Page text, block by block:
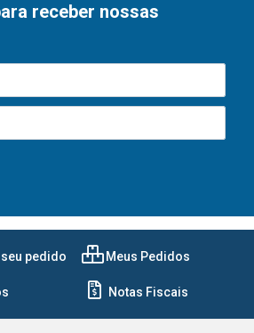
receber nossas
pedido Meus Pedidos
Notas Fiscais